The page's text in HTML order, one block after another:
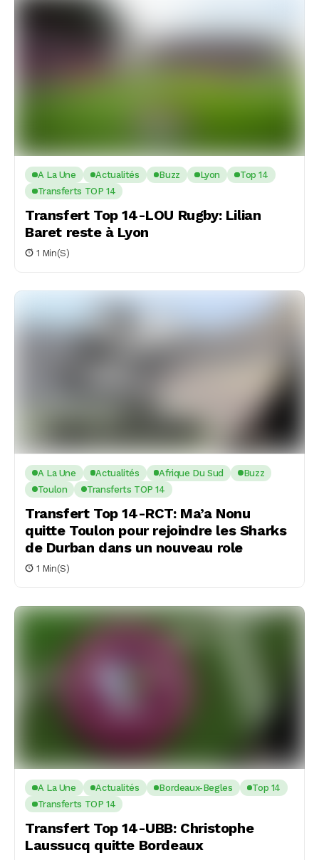
A La Une Actualités Buzz Lyon
Top 14
Transferts TOP 14
Transfert Top 14-LOU Rugby: Lilian
Baret reste à Lyon
1 Min(s)
A La Une Actualités Afrique Du Sud
Buzz
Toulon
Transferts TOP 14
Transfert Top 14-RCT: Ma’a Nonu
quitte Toulon pour rejoindre les Sharks
de Durban dans un nouveau role
1 Min(s)
A La Une Actualités Bordeaux-Begles
Top 14
Transferts TOP 14
Transfert Top 14-UBB: Christophe
Laussucq quitte Bordeaux